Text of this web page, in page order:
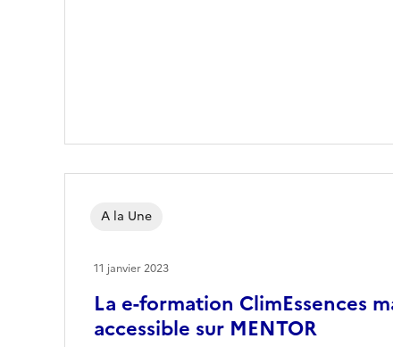
La e-formation ClimEssences
accessible sur MENTOR
A la Une
11 janvier 2023